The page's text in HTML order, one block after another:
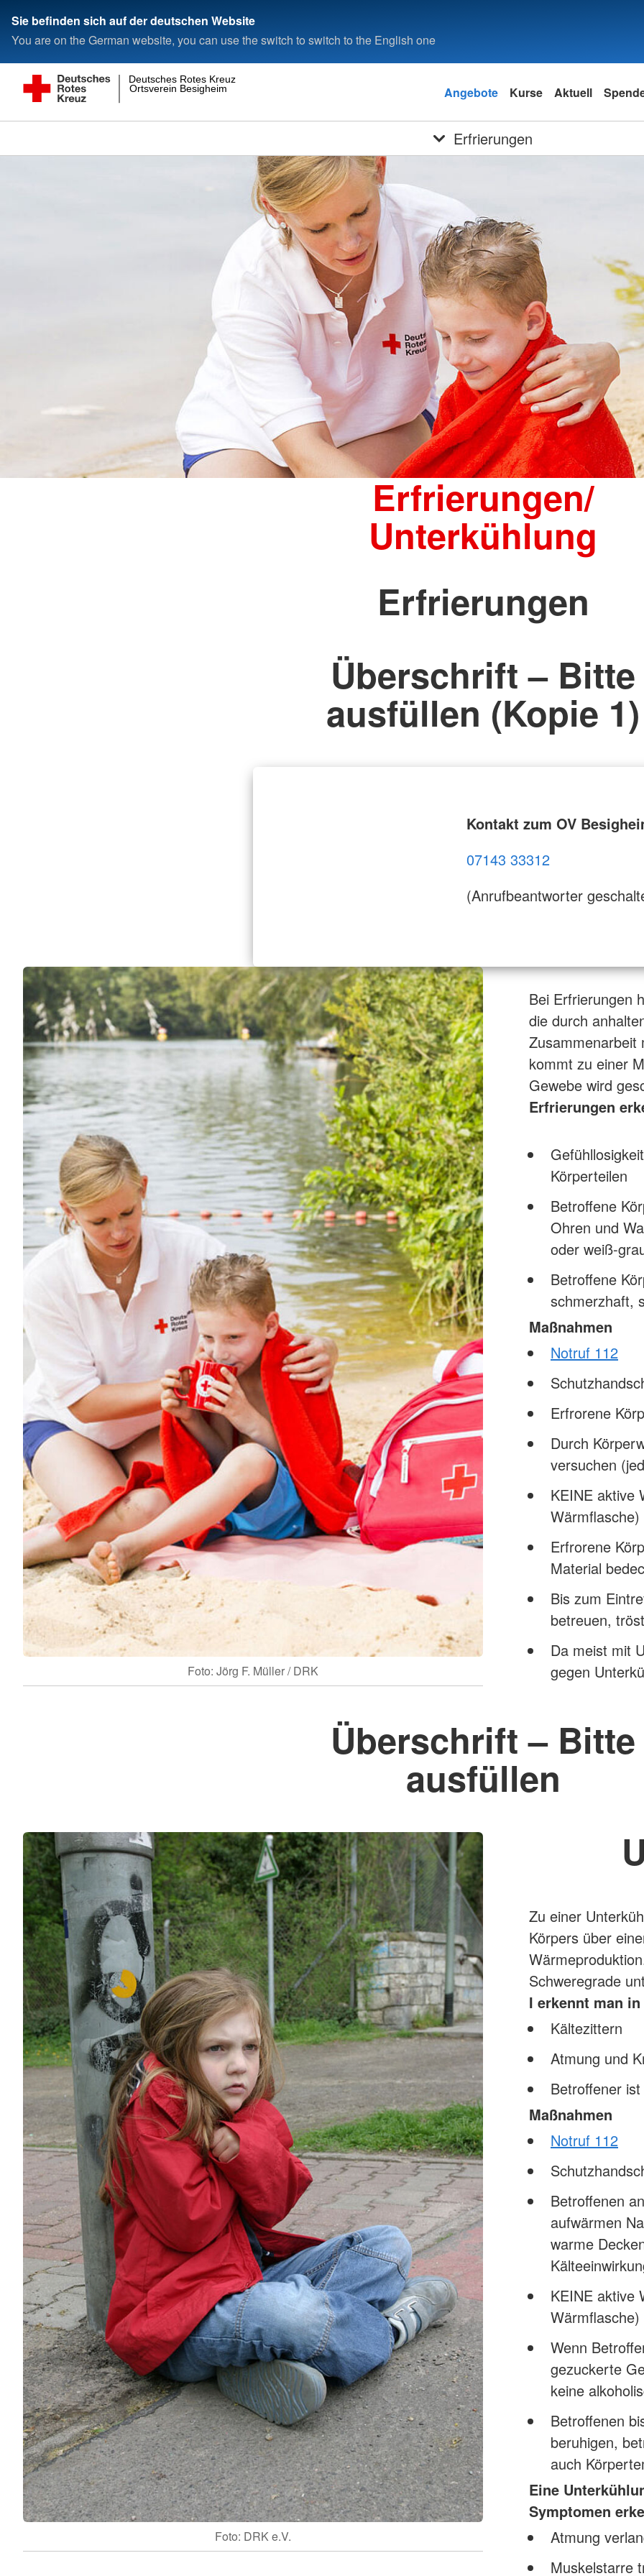
Sie befinden sich auf der deutschen Website
You are on the German website, you can use the switch to switch to the English one
Ortsverein Besigheim
Deutsches Rotes Kreuz
Angebote Kurse Aktuell
Erfrierungen
Erfrierungen/
Unterkühlung
Erfrierungen
Überschrift – Bitte
ausfüllen (Kopie 1)
Kontakt zum OV
07143 33312
(Anrufbeantworter
Foto: Jörg F. Müller / DRK
Bei Erfrierungen
die durch
Zusammenarbeit
kommt zu einer
Gewebe wird
Erfrierungen
Körperteilen
Betroffene
Ohren und
oder weiß-
Betroffene
schmerzhaft,
Maßnahmen
Notruf 112
Erfrorene
Durch
versuchen
KEINE aktive
Erfrorene
Material
Bis zum
betreuen,
Da meist mit
gegen
Überschrift – Bitte
ausfüllen
Foto: DRK e.V.
Zu einer
Körpers über
Schweregrade
I erkennt man
Kältezittern
Atmung und
Betroffener
Maßnahmen
Notruf 112
Betroffenen
aufwärmen
warme
KEINE aktive
Wenn
gezuckerte
keine
Betroffenen
beruhigen,
auch
Eine
Symptomen
Atmung
Muskelstarre